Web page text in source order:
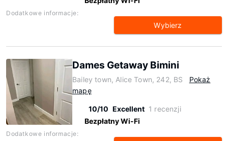
Dodatkowe informacje:
Wybierz
Dames Getaway Bimini
Bailey town, Alice Town, 242, BS
Pokaż
mapę
10/10 Excellent 1 recenzji
Bezpłatny Wi-Fi
Dodatkowe informacje: